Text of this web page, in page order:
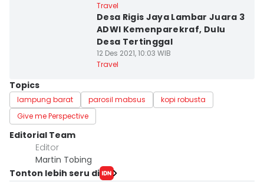
Travel
Desa Rigis Jaya Lambar Juara 3
ADWI Kemenparekraf, Dulu
Desa Tertinggal
12 Des 2021, 10:03 WIB
Travel
Topics
lampung barat parosil mabsus
kopi robusta
Give me Perspective
Editorial Team
Editor
Martin Tobing
Tonton lebih seru di